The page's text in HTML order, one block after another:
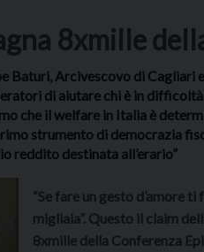
8xmille
Baturi, Arcivescovo di Cagliari
di aiutare chi è in
che il welfare in Italia è
strumento di democrazia
reddito destinata all’erario”
“Se fare un gesto d’amore
migliaia”. Questo il claim
8xmille della Conferenza